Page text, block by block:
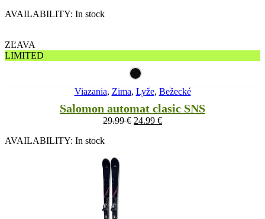
AVAILABILITY: In stock
ZĽAVA
LIMITED
Viazania, Zima, Lyže, Bežecké
Salomon automat clasic SNS
29.99€ 24.99 €
AVAILABILITY: In stock